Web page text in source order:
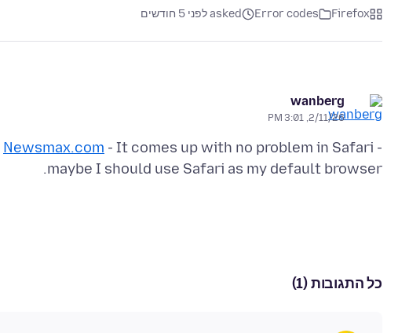
Firefox
Error codes asked לפני 5 חודשים
wanberg
2/11/26, 3:01 PM
Newsmax.com - It comes up with no problem in Safari -
maybe I should use Safari as my default browser.
כל התגובות (1)